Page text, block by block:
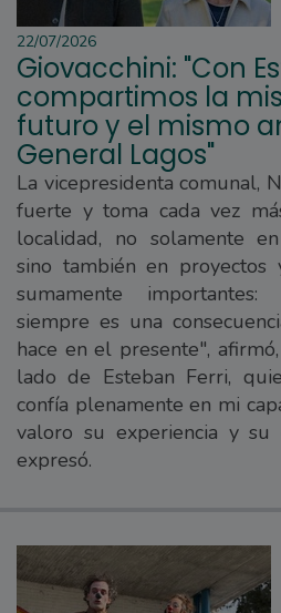
22/07/2026
Giovacchini: "Con
compartimos la
futuro y el mismo
General Lagos"
La vicepresidenta comunal,
fuerte y toma cada vez
localidad, no solamente
sino también en proyectos
sumamente
siempre es una
hace en el presente",
lado de Esteban Ferri,
confía plenamente en mi
valoro su experiencia y su
expresó.